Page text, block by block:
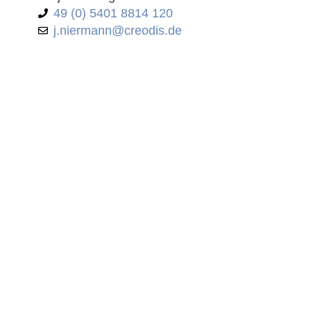
49 (0) 5401 8814 120
j.niermann@creodis.de